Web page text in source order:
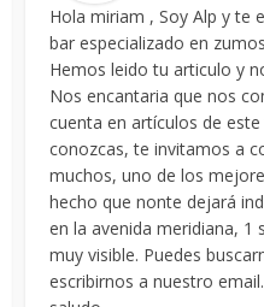
Hola miriam , Soy Alp y te
bar especializado en
Hemos leido tu articulo y
Nos encantaria que nos
cuenta en artículos de
conozcas, te invitamos a
muchos, uno de los
hecho que nonte dejará
en la avenida meridiana, 1
muy visible. Puedes
escribirnos a nuestro